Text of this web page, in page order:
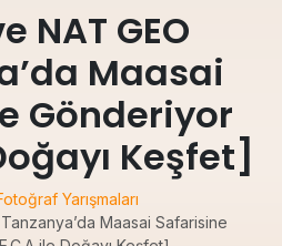
NAT GEO
Maasai
Gönderiyor
Keşfet]
Yarışmaları
Maasai Safarisine